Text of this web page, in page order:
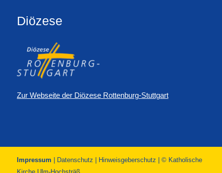
Diözese
Zur Webseite der Diözese Rottenburg-Stuttgart
Impressum Datenschutz Hinweisgeberschutz | © Katholische